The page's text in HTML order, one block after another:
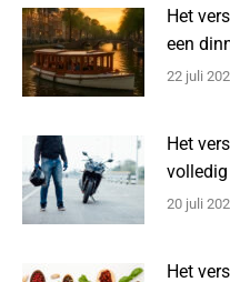
Het
een
22 juli
Het
20 juli
Het